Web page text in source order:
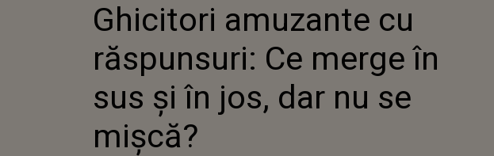
Ghicitori amuzante cu
răspunsuri: Ce merge în
sus şi în jos, dar nu se
mişcă?